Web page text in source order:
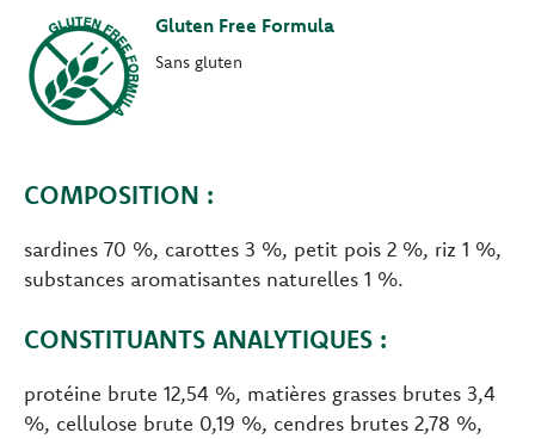
Gluten Free Formula
Sans gluten
COMPOSITION :
sardines 70 %, carottes 3 %, petit pois 2 %, riz 1 %,
substances aromatisantes naturelles 1 %.
CONSTITUANTS ANALYTIQUES :
protéine brute 12,54 %, matières grasses brutes 3,4
%, cellulose brute 0,19 %, cendres brutes 2,78 %,